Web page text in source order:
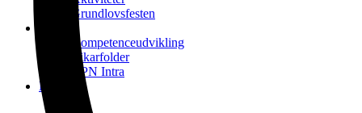
Grundlovsfesten
Kompetenceudvikling
Vikarfolder
VPN Intra
Kontakt